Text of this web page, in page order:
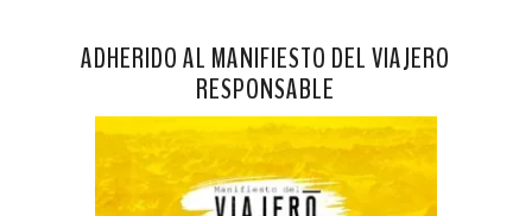
ADHERIDO AL MANIFIESTO DEL VIAJERO
RESPONSABLE